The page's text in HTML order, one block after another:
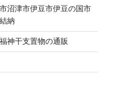
沼津市伊豆市伊豆の国市
納
神干支置物の通販